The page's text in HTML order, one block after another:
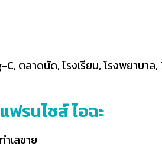
ตลาดนัด, โรงเรียน, โรงพยาบาล
รนไชส์ ไอฉะ
เลขาย